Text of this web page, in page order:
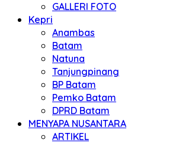
GALLERI FOTO
Kepri
Anambas
Batam
Natuna
Tanjungpinang
BP Batam
Pemko Batam
DPRD Batam
MENYAPA NUSANTARA
ARTIKEL